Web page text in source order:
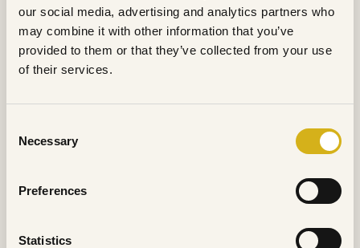
our social media, advertising and analytics partners who
may combine it with other information that you’ve
provided to them or that they’ve collected from your use
of their services.
Selection
Necessary
Preferences
Statistics